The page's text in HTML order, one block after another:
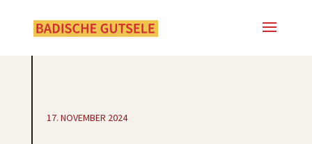
17. NOVEMBER 2024